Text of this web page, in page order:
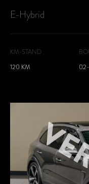
E-Hybrid
KM-STAND
120 KM